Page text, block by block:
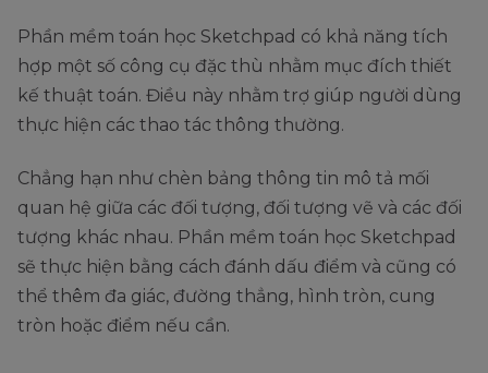
Phần mềm toán học Sketchpad có khả năng tích
hợp một số công cụ đặc thù nhằm mục đích thiết
kế thuật toán. Điều này nhằm trợ giúp người dùng
thực hiện các thao tác thông thường.
Chẳng hạn như chèn bảng thông tin mô tả mối
quan hệ giữa các đối tượng, đối tượng vẽ và các đối
tượng khác nhau. Phần mềm toán học Sketchpad
sẽ thực hiện bằng cách đánh dấu điểm và cũng có
thể thêm đa giác, đường thẳng, hình tròn, cung
tròn hoặc điểm nếu cần.